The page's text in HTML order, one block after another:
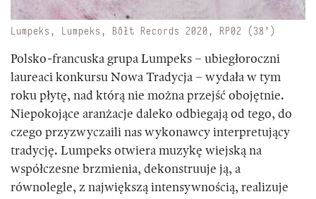
Lumpeks, Lumpeks, Bôłt Records 2020, RP02 (38’)
Polsko-francuska grupa Lumpeks – ubiegłoroczni
laureaci konkursu Nowa Tradycja – wydała w tym
roku płytę, nad którą nie można przejść obojętnie.
Niepokojące aranżacje daleko odbiegają od tego, do
czego przyzwyczaili nas wykonawcy interpretujący
tradycję. Lumpeks otwiera muzykę wiejską na
współczesne brzmienia, dekonstruuje ją, a
równolegle, z największą intensywnością, realizuje